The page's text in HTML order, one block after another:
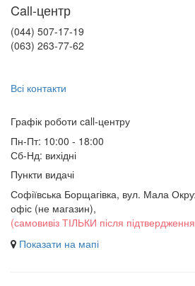
Call-центр
(044) 507-17-19
(063) 263-77-62
Всі контакти
Графік роботи сall-центру
Пн-Пт: 10:00 - 18:00
Сб-Нд: вихідні
Пункти видачі
Софіївська Борщагівка, вул. Мала
офіс (не магазин),
(самовивіз ТІЛЬКИ після
Показати на мапі